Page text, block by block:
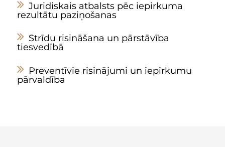
Juridiskais atbalsts pēc iepirkuma
rezultātu paziņošanas
Strīdu risināšana un pārstāvība
tiesvedībā
Preventīvie risinājumi un iepirkumu
pārvaldība